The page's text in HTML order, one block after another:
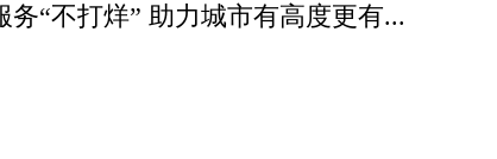
务“不打烊” 助力城市有高度更有...